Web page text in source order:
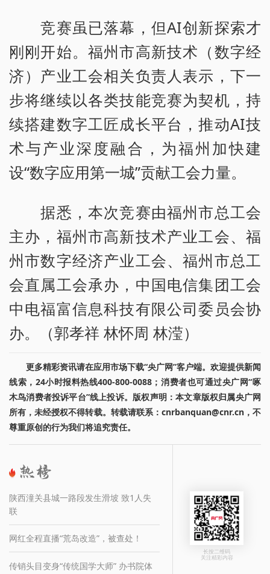
竞赛虽已落幕，但AI创新探索才
刚刚开始。福州市高新技术（数字经
济）产业工会相关负责人表示，下一
步将继续以各类技能竞赛为契机，持
续搭建数字工匠成长平台，推动AI技
术与产业深度融合，为福州加快建
设“数字应用第一城”贡献工会力量。
据悉，本次竞赛由福州市总工会
主办，福州市高新技术产业工会、福
州市数字经济产业工会、福州市总工
会直属工会承办，中国电信集团工会
中电福富信息科技有限公司委员会协
办。（郭孝祥 林怀周 林滢）
更多精彩资讯请在应用市场下载“央广网”客户端。欢迎提供新闻
线索，24小时报料热线400-800-0088；消费者也可通过央广网“啄
木鸟消费者投诉平台”线上投诉。版权声明：本文章版权归属央广网
所有，未经授权不得转载。转载请联系：cnrbanquan@cnr.cn，不
尊重原创的行为我们将追究责任。
陕西潼关县城一路段发生滑坡 致1人失
联
网红全程直播“荒岛改造”，被查处！
传销头目变身“传统国学大师” 办书院体
长按二维码
关注精彩内容